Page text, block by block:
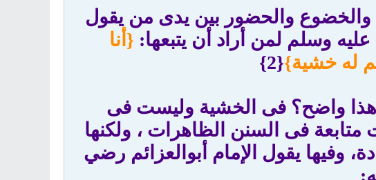
والخضوع والحضور بين يدى من يقول
وسلم لمن أراد أن يتبعها:{أنا
له خشية}{2}
أهذا واضح؟ فى الخشية وليست فى
فى السنن الظاهرات ، ولكنها
وفيها يقول الإمام أبوالعزائم رضي